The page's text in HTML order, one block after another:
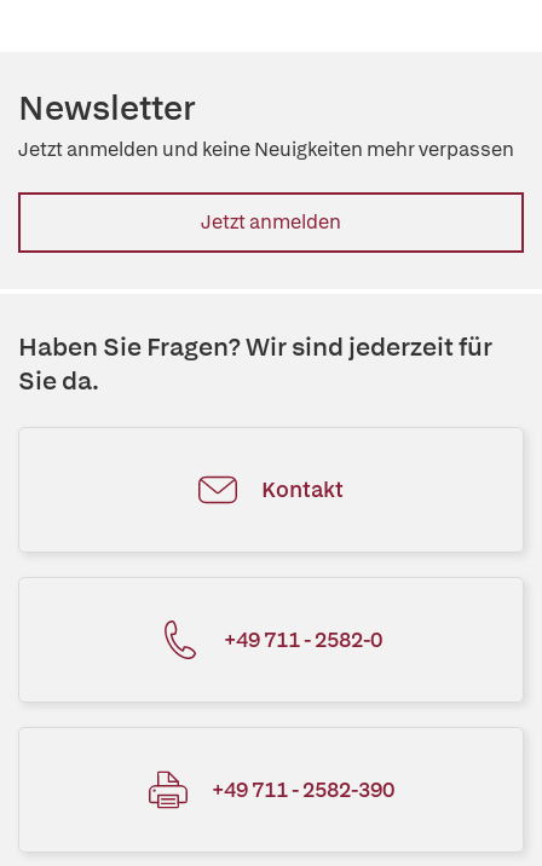
Newsletter
Jetzt anmelden und keine Neuigkeiten mehr verpassen
Jetzt anmelden
Haben Sie Fragen? Wir sind jederzeit für
Sie da.
Kontakt
+49 711 - 2582-0
+49 711 - 2582-390